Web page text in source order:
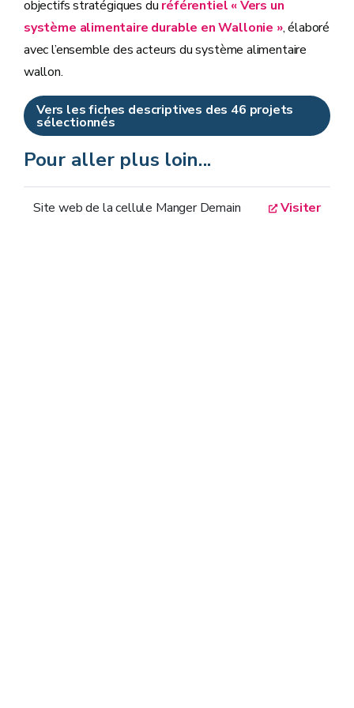
objectifs stratégiques du référentiel « Vers un
système alimentaire durable en Wallonie », élaboré
avec l’ensemble des acteurs du système alimentaire
wallon.
Vers les fiches descriptives des 46 projets
sélectionnés
Pour aller plus loin...
Site web de la cellule Manger Demain Visiter